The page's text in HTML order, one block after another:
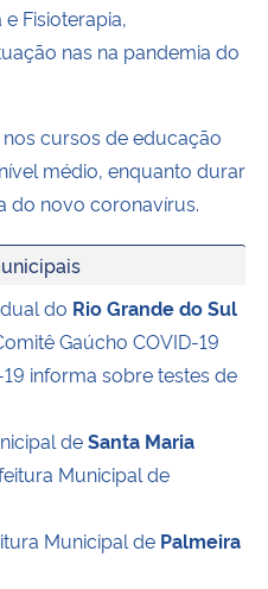
Fisioterapia,
nas na pandemia do
cursos de educação
médio, enquanto durar
do novo coronavírus.
do Rio Grande do Sul
Gaúcho COVID-19
informa sobre testes de
deSanta Maria
Municipal de
Municipal de Palmeira